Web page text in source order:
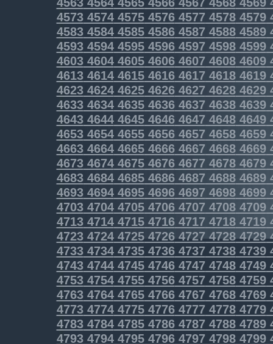
4573457445754576457745784579
4583458445854586458745884589
4593459445954596459745984599
46034604460546064607 46084609
46134614461546164617 46184619
46234624462546264627 46284629
4633463446354636463746384639
4643464446454646464746484649
4653465446554656465746584659
46634664466546664667 46684669
46734674467546764677 46784679
46834684468546864687 46884689
46934694469546964697 46984699
47034704470547064707 47084709
47134714471547164717 47184719
4723472447254726472747284729
4733473447354736473747384739
4743474447454746474747484749
4753475447554756475747584759
4763476447654766476747684769
4773477447754776477747784779
4783478447854786478747884789
4793479447954796479747984799